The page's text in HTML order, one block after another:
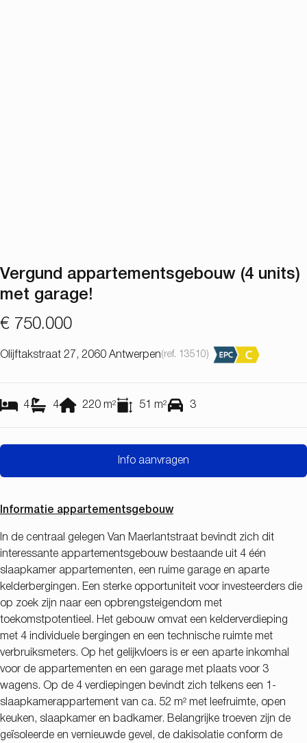
Vergund appartementsgebouw (4 units)
met garage!
€ 750.000
Olijftakstraat 27, 2060 Antwerpen(ref. 13510)
4 4 220 m² 51 m² 3
Info aanvragen
Informatie appartementsgebouw
In de centraal gelegen Van Maerlantstraat bevindt zich dit
interessante appartementsgebouw bestaande uit 4 één
slaapkamer appartementen, een ruime garage en aparte
kelderbergingen. Een sterke opportuniteit voor investeerders die
op zoek zijn naar een opbrengsteigendom met
toekomstpotentieel. Het gebouw omvat een kelderverdieping
met 4 individuele bergingen en een technische ruimte met
verbruiksmeters. Op het gelijkvloers is er een aparte inkomhal
voor de appartementen en een garage met plaats voor 3
wagens. Op de 4 verdiepingen bevindt zich telkens een 1-
slaapkamerappartement van ca. 52 m² met leefruimte, open
keuken, slaapkamer en badkamer. Belangrijke troeven zijn de
geïsoleerde en vernieuwde gevel, de dakisolatie conform de